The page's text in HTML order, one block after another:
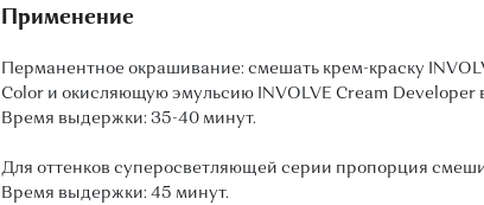
Применение
Перманентное окрашивание: смешать крем-краску
Color и окисляющую эмульсию INVOLVE Cream Developer
Время выдержки: 35-40 минут.
Для оттенков суперосветляющей серии пропорция
Время выдержки: 45 минут.